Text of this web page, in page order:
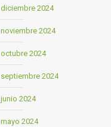
diciembre 2024
noviembre 2024
octubre 2024
septiembre 2024
junio 2024
mayo 2024